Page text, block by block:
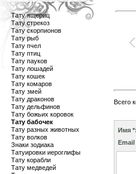
Тату ящериц
Тату стрекоз
Тату скорпионов
Тату рыб
Тату пчел
Тату птиц
Тату пауков
Тату лошадей
Тату кошек
Тату комаров
Тату змей
Тату драконов
Тату дельфинов
Тату божьих коровок
Тату бабочек
Тату разных животных
Тату волков
Знаки зодиака
Татуировки иероглифы
Тату корабли
Тату медведей
Всего
Имя *:
Email